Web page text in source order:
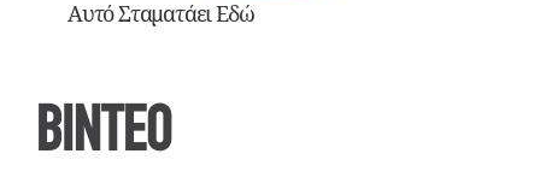
Αυτό Σταματάει Εδώ
ΒΙΝΤΕΟ